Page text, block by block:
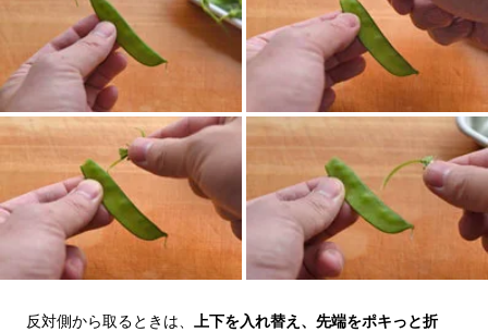
反対側から取るときは、 上下を入れ替え、先端をポキっと折